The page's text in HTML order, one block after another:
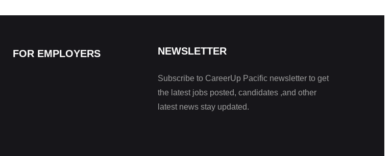
FOR EMPLOYERS NEWSLETTER
Subscribe to CareerUp Pacific newsletter to get
the latest jobs posted, candidates ,and other
latest news stay updated.